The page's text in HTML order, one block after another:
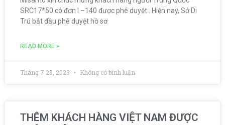
SRC17*50 có đơn I –140 được phê duyệt . Hiện nay, Sở Di
Trú bắt đầu phê duyệt hồ sơ
READ MORE »
Tháng 7 25, 2023 Không có bình luận
THÊM KHÁCH HÀNG VIỆT NAM ĐƯỢC